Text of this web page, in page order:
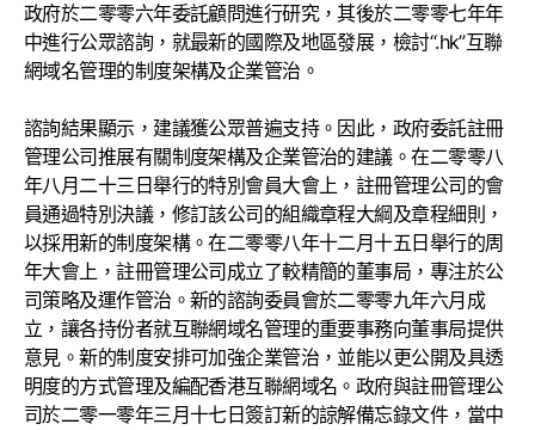
政府於二零零六年委託顧問進行研究，其後於二零零七年年
中進行公眾諮詢，就最新的國際及地區發展，檢討“.hk”互聯
網域名管理的制度架構及企業管治。
諮詢結果顯示，建議獲公眾普遍支持。因此，政府委託註冊
管理公司推展有關制度架構及企業管治的建議。在二零零八
年八月二十三日舉行的特別會員大會上，註冊管理公司的會
員通過特別決議，修訂該公司的組織章程大綱及章程細則，
以採用新的制度架構。在二零零八年十二月十五日舉行的周
年大會上，註冊管理公司成立了較精簡的董事局，專注於公
司策略及運作管治。新的諮詢委員會於二零零九年六月成
立，讓各持份者就互聯網域名管理的重要事務向董事局提供
意見。新的制度安排可加強企業管治，並能以更公開及具透
明度的方式管理及編配香港互聯網域名。政府與註冊管理公
司於二零一零年三月十七日簽訂新的諒解備忘錄文件，當中